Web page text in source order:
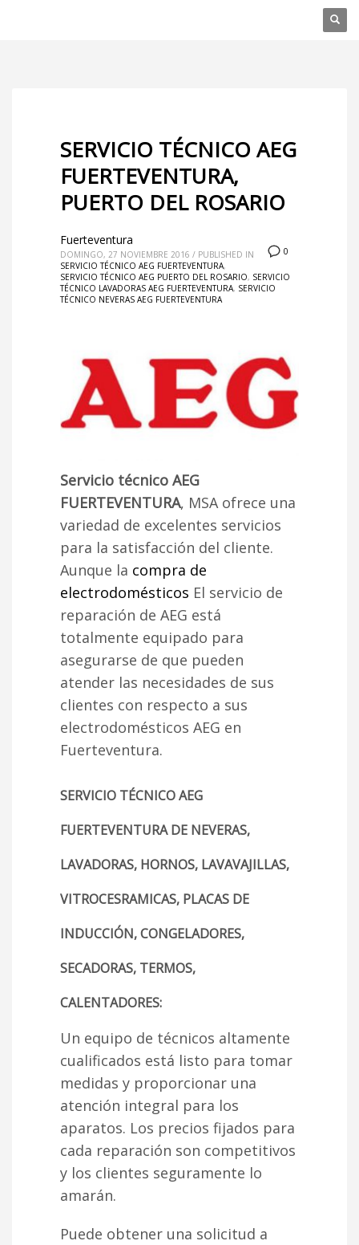
SERVICIO TÉCNICO AEG
FUERTEVENTURA,
PUERTO DEL ROSARIO
0
Fuerteventura
DOMINGO, 27 NOVIEMBRE 2016 / PUBLISHED IN
SERVICIO TÉCNICO AEG FUERTEVENTURA,
SERVICIO TÉCNICO AEG PUERTO DEL ROSARIO, SERVICIO
TÉCNICO LAVADORAS AEG FUERTEVENTURA, SERVICIO
TÉCNICO NEVERAS AEG FUERTEVENTURA
Servicio técnico AEG
FUERTEVENTURA, MSA ofrece una
variedad de excelentes servicios
para la satisfacción del cliente.
Aunque la compra de
electrodomésticos El servicio de
reparación de AEG está
totalmente equipado para
asegurarse de que pueden
atender las necesidades de sus
clientes con respecto a sus
electrodomésticos AEG en
Fuerteventura.
SERVICIO TÉCNICO AEG
FUERTEVENTURA DE NEVERAS,
LAVADORAS, HORNOS, LAVAVAJILLAS,
VITROCESRAMICAS, PLACAS DE
INDUCCIÓN, CONGELADORES,
SECADORAS, TERMOS,
CALENTADORES:
Un equipo de técnicos altamente
cualificados está listo para tomar
medidas y proporcionar una
atención integral para los
aparatos. Los precios fijados para
cada reparación son competitivos
y los clientes seguramente lo
amarán.
Puede obtener una solicitud a